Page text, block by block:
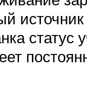
статус